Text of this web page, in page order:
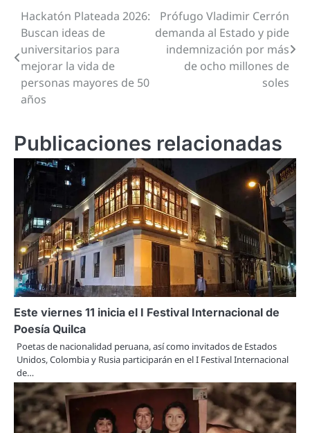
Navegación
de
entradas
Hackatón Plateada 2026:
Buscan ideas de
universitarios para
mejorar la vida de
personas mayores de 50
años
Prófugo Vladimir Cerrón
demanda al Estado y pide
indemnización por más
de ocho millones de
soles
Publicaciones relacionadas
Este viernes 11 inicia el I Festival Internacional de
Poesía Quilca
Poetas de nacionalidad peruana, así como invitados de Estados
Unidos, Colombia y Rusia participarán en el I Festival Internacional
de…